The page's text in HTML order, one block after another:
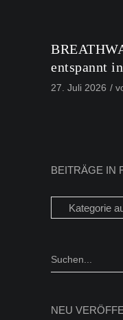
entspannt
27. Juli 2026
BEITRÄGE IN
Beiträge
in
Kategorien
Search
NEU